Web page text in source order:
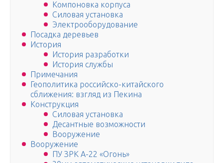
Компоновка корпуса
Силовая установка
Электрооборудование
Посадка деревьев
История
История разработки
История службы
Примечания
Геополитика российско-китайского
сближения: взгляд из Пекина
Конструкция
Силовая установка
Десантные возможности
Вооружение
Вооружение
ПУ ЗРК А-22 «Огонь»